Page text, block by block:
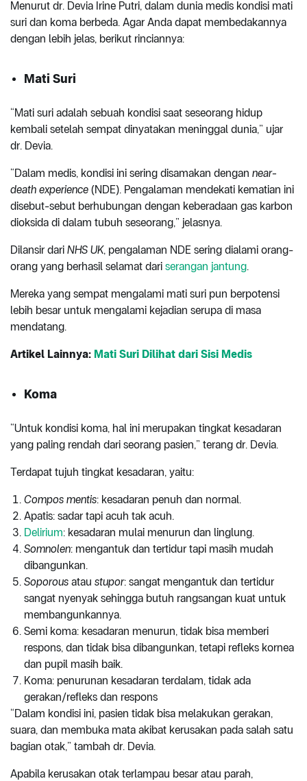
Menurut dr. Devia Irine Putri, dalam dunia medis kondisi mati
suri dan koma berbeda. Agar Anda dapat membedakannya
dengan lebih jelas, berikut rinciannya:
Mati Suri
“Mati suri adalah sebuah kondisi saat seseorang hidup
kembali setelah sempat dinyatakan meninggal dunia,” ujar
dr. Devia.
“Dalam medis, kondisi ini sering disamakan dengan near-
death experience (NDE). Pengalaman mendekati kematian ini
disebut-sebut berhubungan dengan keberadaan gas karbon
dioksida di dalam tubuh seseorang,” jelasnya.
Dilansir dari NHS UK, pengalaman NDE sering dialami orang-
orang yang berhasil selamat dari serangan jantung.
Mereka yang sempat mengalami mati suri pun berpotensi
lebih besar untuk mengalami kejadian serupa di masa
mendatang.
Artikel Lainnya: Mati Suri Dilihat dari Sisi Medis
Koma
“Untuk kondisi koma, hal ini merupakan tingkat kesadaran
yang paling rendah dari seorang pasien,” terang dr. Devia.
Terdapat tujuh tingkat kesadaran, yaitu:
Compos mentis: kesadaran penuh dan normal.
Apatis: sadar tapi acuh tak acuh.
Delirium: kesadaran mulai menurun dan linglung.
Somnolen: mengantuk dan tertidur tapi masih mudah
dibangunkan.
Soporous atau stupor: sangat mengantuk dan tertidur
sangat nyenyak sehingga butuh rangsangan kuat untuk
membangunkannya.
Semi koma: kesadaran menurun, tidak bisa memberi
respons, dan tidak bisa dibangunkan, tetapi refleks kornea
dan pupil masih baik.
Koma: penurunan kesadaran terdalam, tidak ada
gerakan/refleks dan respons
“Dalam kondisi ini, pasien tidak bisa melakukan gerakan,
suara, dan membuka mata akibat kerusakan pada salah satu
bagian otak,” tambah dr. Devia.
Apabila kerusakan otak terlampau besar atau parah,